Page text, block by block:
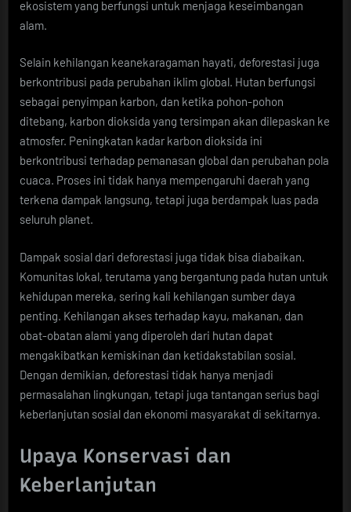
ekosistem yang berfungsi untuk menjaga keseimbangan
alam.
Selain kehilangan keanekaragaman hayati, deforestasi juga
berkontribusi pada perubahan iklim global. Hutan berfungsi
sebagai penyimpan karbon, dan ketika pohon-pohon
ditebang, karbon dioksida yang tersimpan akan dilepaskan ke
atmosfer. Peningkatan kadar karbon dioksida ini
berkontribusi terhadap pemanasan global dan perubahan pola
cuaca. Proses ini tidak hanya mempengaruhi daerah yang
terkena dampak langsung, tetapi juga berdampak luas pada
seluruh planet.
Dampak sosial dari deforestasi juga tidak bisa diabaikan.
Komunitas lokal, terutama yang bergantung pada hutan untuk
kehidupan mereka, sering kali kehilangan sumber daya
penting. Kehilangan akses terhadap kayu, makanan, dan
obat-obatan alami yang diperoleh dari hutan dapat
mengakibatkan kemiskinan dan ketidakstabilan sosial.
Dengan demikian, deforestasi tidak hanya menjadi
permasalahan lingkungan, tetapi juga tantangan serius bagi
keberlanjutan sosial dan ekonomi masyarakat di sekitarnya.
Upaya Konservasi dan
Keberlanjutan